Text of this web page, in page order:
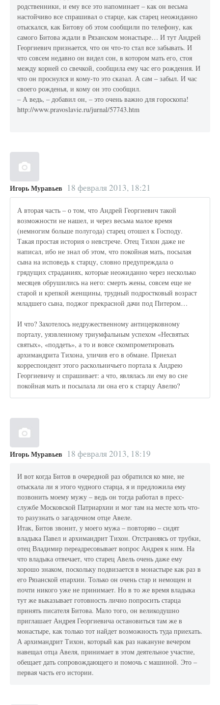
родственники, и ему все это напоминает – как он весьма
настойчиво все спрашивал о старце, как старец неожиданно
отыскался, как Битову об этом сообщили по телефону, как
самого Битова ждали в Рязанском монастыре… И тут Андрей
Георгиевич признается, что он что-то стал все забывать. И
что совсем недавно он видел сон, в котором мать его, стоя
между корней со свечкой, сообщила ему час его рождения. И
что он проснулся и кому-то это сказал. А сам – забыл. И час
своего рожденья, и кому он это сообщил.
– А ведь, – добавил он, – это очень важно для гороскопа!
http://www.pravoslavie.ru/jurnal/57743.htm
Игорь Муравьев 18 февраля 2013, 18:21
А вторая часть – о том, что Андрей Георгиевич такой
возможности не нашел, и через весьма малое время
(немногим больше полугода) старец отошел к Господу.
Такая простая история о невстрече. Отец Тихон даже не
написал, ибо не знал об этом, что покойная мать, посылая
сына на исповедь к старцу, словно предупреждала о
грядущих страданиях, которые неожиданно через несколько
месяцев обрушились на него: смерть жены, совсем еще не
старой и крепкой женщины, трудный подростковый возраст
младшего сына, поджог прекрасной дачи под Питером…
И что? Захотелось недружественному антицерковному
порталу, уязвленному триумфальным успехом «Несвятых
святых», «поддеть», а то и вовсе скомпрометировать
архимандрита Тихона, уличив его в обмане. Приехал
корреспондент этого раскольничьего портала к Андрею
Георгиевичу и спрашивает: а что, являлась ли ему во сне
покойная мать и посылала ли она его к старцу Авелю?
Игорь Муравьев 18 февраля 2013, 18:19
И вот когда Битов в очередной раз обратился ко мне, не
отыскала ли я этого чудного старца, я и предложила ему
позвонить моему мужу – ведь он тогда работал в пресс-
службе Московской Патриархии и мог там на месте хоть что-
то разузнать о загадочном отце Авеле.
Итак, Битов звонит, у моего мужа – повторяю – сидят
владыка Павел и архимандрит Тихон. Отстраняясь от трубки,
отец Владимир переадресовывает вопрос Андрея к ним. На
что владыка отвечает, что старец Авель очень даже ему
хорошо знаком, поскольку подвизается в монастыре как раз в
его Рязанской епархии. Только он очень стар и немощен и
почти никого уже не принимает. Но в то же время владыка
тут же выказывает готовность лично попросить старца
принять писателя Битова. Мало того, он великодушно
приглашает Андрея Георгиевича остановиться там же в
монастыре, как только тот найдет возможность туда приехать.
А архимандрит Тихон, который как раз накануне вечером
навещал отца Авеля, принимает в этом деятельное участие,
обещает дать сопровождающего и помочь с машиной. Это –
первая часть его истории.